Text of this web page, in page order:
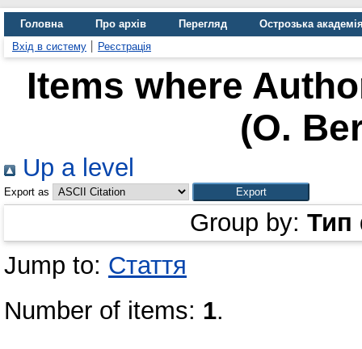
Головна Про архів Перегляд
Острозька
Вхід в систему
Реєстрація
Items where
(O.
Up a level
Export as
Group by: Тип
Jump to: Стаття
Number of items: 1.